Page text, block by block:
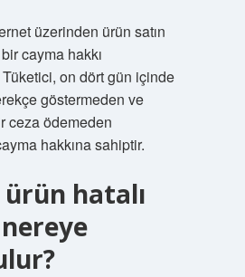
üzerinden ürün satın
cayma hakkı
Tüketici, on dört gün içinde
göstermeden ve
ceza ödemeden
hakkına sahiptir.
ürün hatalı